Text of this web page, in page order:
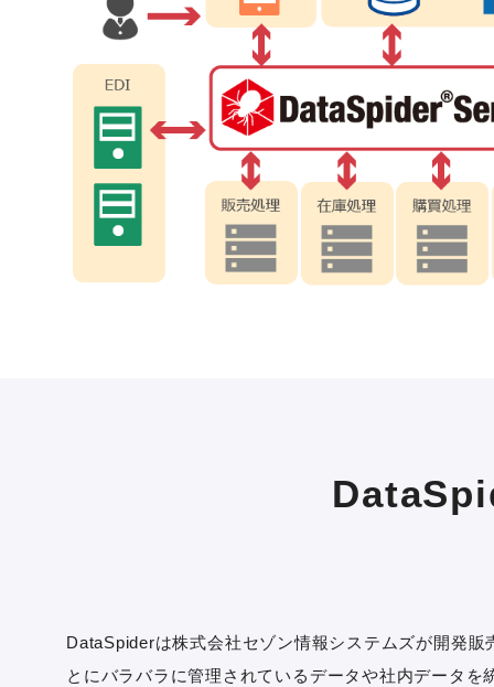
DataSpiderは株式会社セゾン情報システムズが開発
とにバラバラに管理されているデータや社内データ